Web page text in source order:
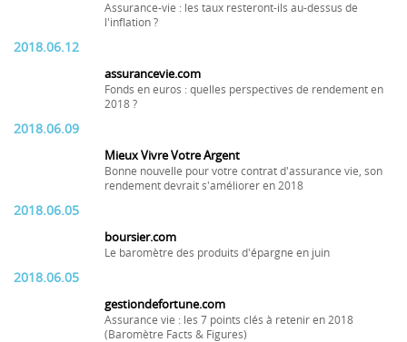
Assurance-vie : les taux resteront-ils au-dessus de
l'inflation ?
2018.06.12
assurancevie.com
Fonds en euros : quelles perspectives de rendement en
2018 ?
2018.06.09
Mieux Vivre Votre Argent
Bonne nouvelle pour votre contrat d'assurance vie, son
rendement devrait s'améliorer en 2018
2018.06.05
boursier.com
Le baromètre des produits d'épargne en juin
2018.06.05
gestiondefortune.com
Assurance vie : les 7 points clés à retenir en 2018
(Baromètre Facts & Figures)